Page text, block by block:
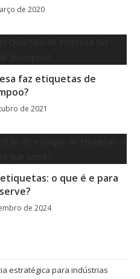
de 2020
faz etiquetas de
de 2021
o que é e para
de 2024
estratégica para indústrias